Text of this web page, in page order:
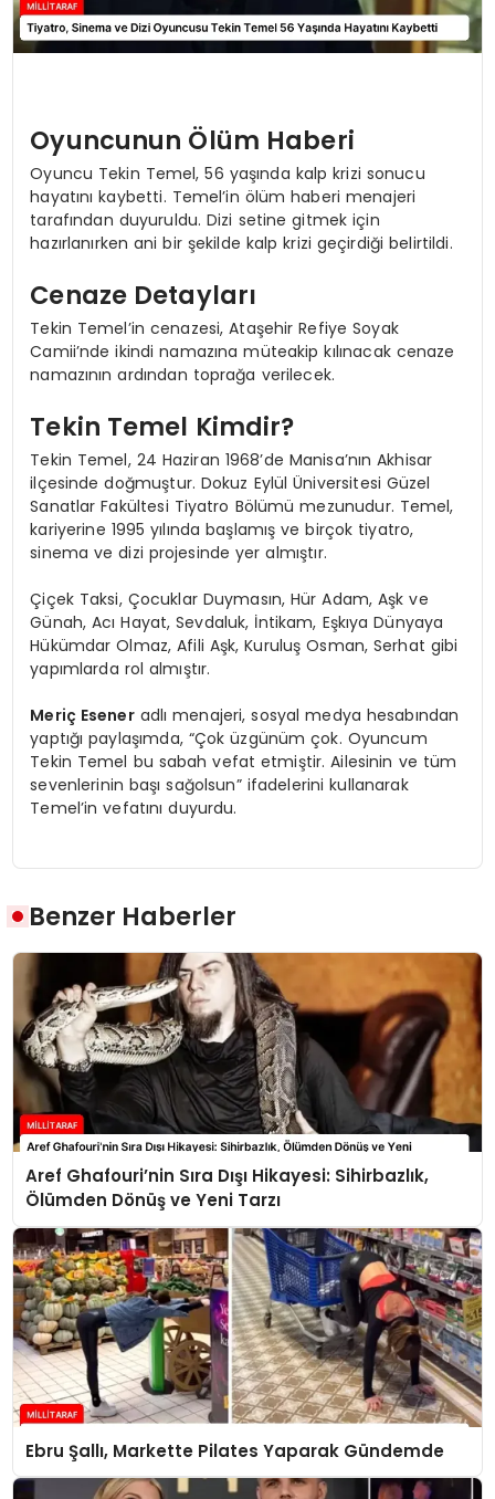
Oyuncunun Ölüm Haberi
Oyuncu Tekin Temel, 56 yaşında kalp krizi sonucu
hayatını kaybetti. Temel’in ölüm haberi menajeri
tarafından duyuruldu. Dizi setine gitmek için
hazırlanırken ani bir şekilde kalp krizi geçirdiği belirtildi.
Cenaze Detayları
Tekin Temel’in cenazesi, Ataşehir Refiye Soyak
Camii’nde ikindi namazına müteakip kılınacak cenaze
namazının ardından toprağa verilecek.
Tekin Temel Kimdir?
Tekin Temel, 24 Haziran 1968’de Manisa’nın Akhisar
ilçesinde doğmuştur. Dokuz Eylül Üniversitesi Güzel
Sanatlar Fakültesi Tiyatro Bölümü mezunudur. Temel,
kariyerine 1995 yılında başlamış ve birçok tiyatro,
sinema ve dizi projesinde yer almıştır.
Çiçek Taksi, Çocuklar Duymasın, Hür Adam, Aşk ve
Günah, Acı Hayat, Sevdaluk, İntikam, Eşkıya Dünyaya
Hükümdar Olmaz, Afili Aşk, Kuruluş Osman, Serhat gibi
yapımlarda rol almıştır.
Meriç Eseneradlı menajeri, sosyal medya hesabından
yaptığı paylaşımda, “Çok üzgünüm çok. Oyuncum
Tekin Temel bu sabah vefat etmiştir. Ailesinin ve tüm
sevenlerinin başı sağolsun” ifadelerini kullanarak
Temel’in vefatını duyurdu.
Benzer Haberler
Aref Ghafouri’nin Sıra Dışı Hikayesi: Sihirbazlık,
Ölümden Dönüş ve Yeni Tarzı
Ebru Şallı, Markette Pilates Yaparak Gündemde